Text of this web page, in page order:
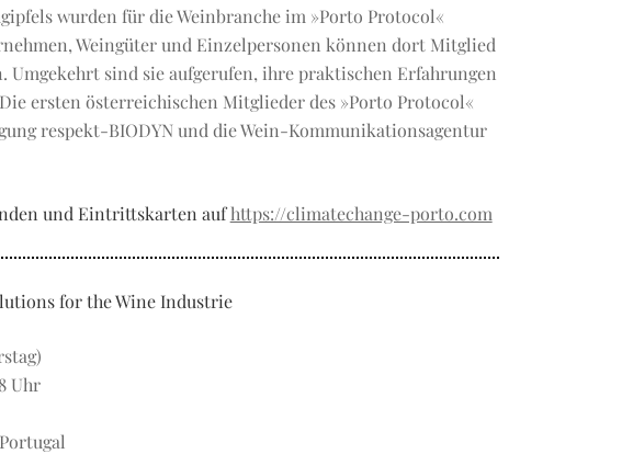
wurden für die Weinbranche im »Porto Protocol«
Weingüter und Einzelpersonen können dort Mitglied
Umgekehrt sind sie aufgerufen, ihre praktischen Erfahrungen
ersten österreichischen Mitglieder des »Porto Protocol«
respekt-BIODYN und die Wein-Kommunikationsagentur
und Eintrittskarten auf https://climatechange-porto.com
for the Wine Industrie
Uhr